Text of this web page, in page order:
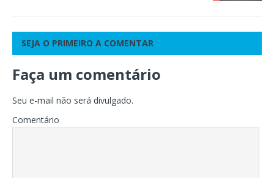
SEJA O PRIMEIRO A COMENTAR
Faça um comentário
Seu e-mail não será divulgado.
Comentário